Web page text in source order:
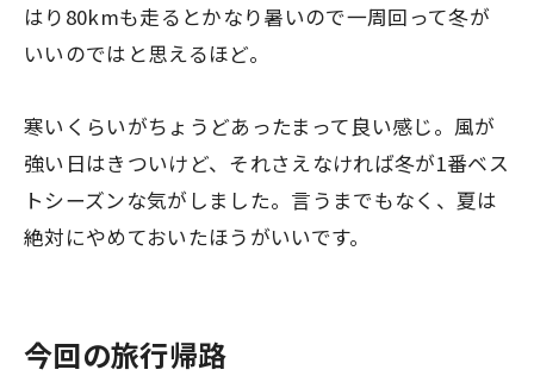
はり80kmも走るとかなり暑いので一周回って冬が
いいのではと思えるほど。
寒いくらいがちょうどあったまって良い感じ。風が
強い日はきついけど、それさえなければ冬が1番ベス
トシーズンな気がしました。言うまでもなく、夏は
絶対にやめておいたほうがいいです。
今回の旅行帰路